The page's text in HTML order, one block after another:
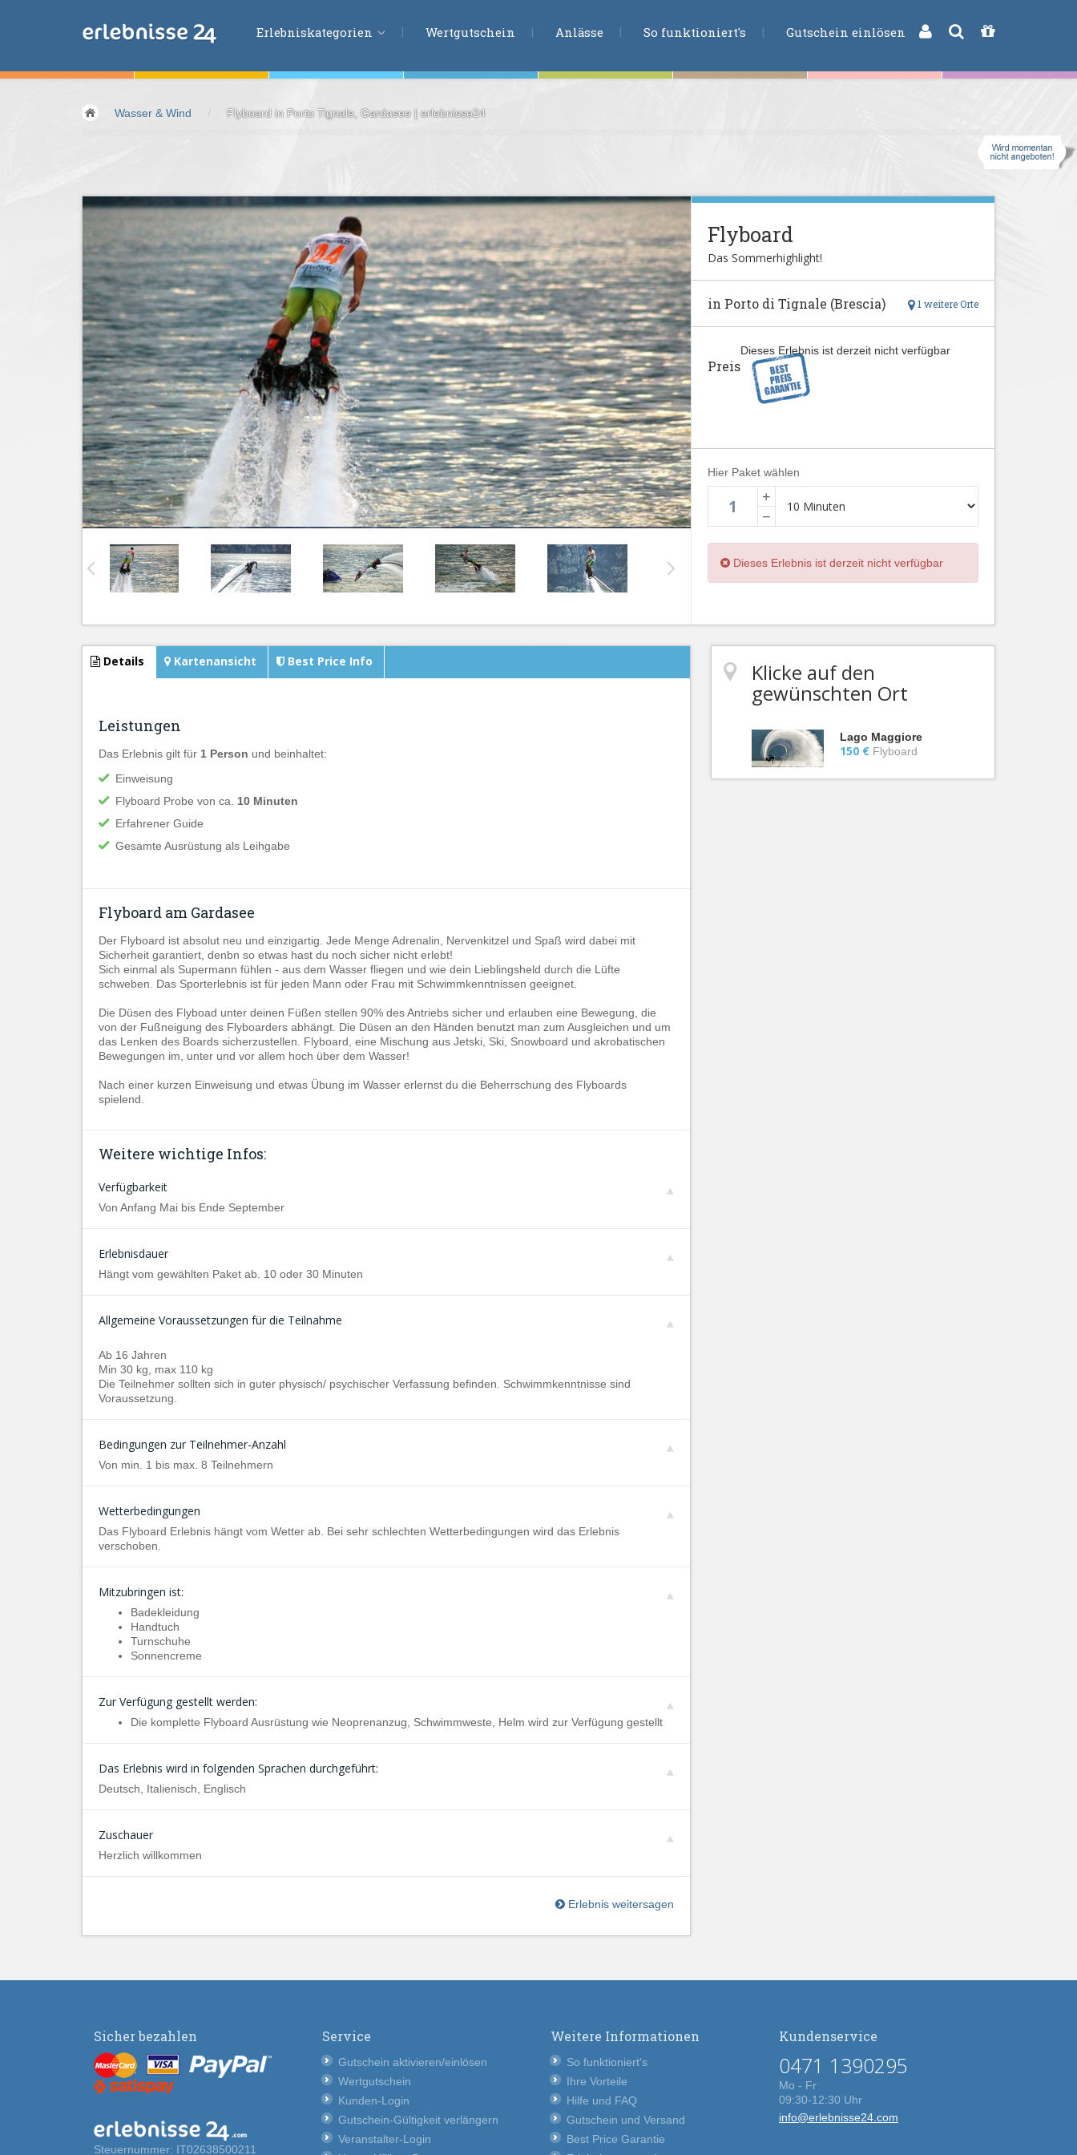
Erlebniskategorien
Fliegen &Gleiten
Sport &Fitness
Essen &
Trinken
Wellness &Gesundheit
Wasser &Wind
Lifestyle &Phantasie
Kids &Family
Übernachtungen
Wertgutschein Anlässe So funktioniert's Gutschein einlösen
Wasser & Wind / Flyboard in Porto Tignale, Gardasee | erlebnisse24
Flyboard
Das Sommerhighlight!
1 weitere Orte
in Porto di Tignale (Brescia)
Dieses Erlebnis ist derzeit nicht verfügbar
Preis
Hier Paket wählen
+
−
Dieses Erlebnis ist derzeit nicht verfügbar
Details Kartenansicht Best Price Info
Leistungen
Das Erlebnis gilt für 1 Person und beinhaltet:
Einweisung
Flyboard Probe von ca. 10 Minuten
Erfahrener Guide
Gesamte Ausrüstung als Leihgabe
Flyboard am Gardasee
Der Flyboard ist absolut neu und einzigartig. Jede Menge Adrenalin, Nervenkitzel und Spaß wird dabei mit
Sicherheit garantiert, denbn so etwas hast du noch sicher nicht erlebt!
Sich einmal als Supermann fühlen - aus dem Wasser fliegen und wie dein Lieblingsheld durch die Lüfte
schweben. Das Sporterlebnis ist für jeden Mann oder Frau mit Schwimmkenntnissen geeignet.
Die Düsen des Flyboad unter deinen Füßen stellen 90% des Antriebs sicher und erlauben eine Bewegung, die
von der Fußneigung des Flyboarders abhängt. Die Düsen an den Händen benutzt man zum Ausgleichen und um
das Lenken des Boards sicherzustellen. Flyboard, eine Mischung aus Jetski, Ski, Snowboard und akrobatischen
Bewegungen im, unter und vor allem hoch über dem Wasser!
Nach einer kurzen Einweisung und etwas Übung im Wasser erlernst du die Beherrschung des Flyboards
spielend.
Weitere wichtige Infos:
Verfügbarkeit
Von Anfang Mai bis Ende September
Erlebnisdauer
Hängt vom gewählten Paket ab. 10 oder 30 Minuten
Allgemeine Voraussetzungen für die Teilnahme
Ab 16 Jahren
Min 30 kg, max 110 kg
Die Teilnehmer sollten sich in guter physisch/ psychischer Verfassung befinden. Schwimmkenntnisse sind
Voraussetzung.
Bedingungen zur Teilnehmer-Anzahl
Von min. 1 bis max. 8 Teilnehmern
Wetterbedingungen
Das Flyboard Erlebnis hängt vom Wetter ab. Bei sehr schlechten Wetterbedingungen wird das Erlebnis
verschoben.
Mitzubringen ist:
Badekleidung
Handtuch
Turnschuhe
Sonnencreme
Zur Verfügung gestellt werden:
Die komplette Flyboard Ausrüstung wie Neoprenanzug, Schwimmweste, Helm wird zur Verfügung gestellt
Das Erlebnis wird in folgenden Sprachen durchgeführt:
Deutsch, Italienisch, Englisch
Zuschauer
Herzlich willkommen
Erlebnis weitersagen
Klicke auf den
gewünschten Ort
Lago Maggiore
150 € Flyboard
Sicher bezahlen
Steuernummer: IT02638500211
Service
Gutschein aktivieren/einlösen
Wertgutschein
Kunden-Login
Gutschein-Gültigkeit verlängern
Veranstalter-Login
Weitere Informationen
So funktioniert's
Ihre Vorteile
Hilfe und FAQ
Gutschein und Versand
Best Price Garantie
Kundenservice
0471 1390295
Mo - Fr
09:30-12:30 Uhr
info@erlebnisse24.com